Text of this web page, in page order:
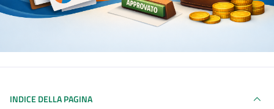
INDICE DELLA PAGINA